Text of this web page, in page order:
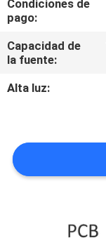
SHOPPING
MAPA
Condiciones de
pago:
Capacidad de
la fuente:
Alta luz: